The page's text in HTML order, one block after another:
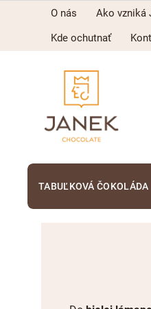
O nás Ako vzniká
Kde ochutnať
TABUĽKOVÁ ČOKOLÁDA